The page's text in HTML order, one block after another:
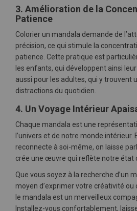
3. Amélioration de la
Patience
Colorier un mandala demande de
précision, ce qui stimule la
patience. Cette pratique est
les enfants, qui développent ainsi
aussi pour les adultes, qui y trouvent
distractions du quotidien.
4. Un Voyage Intérieur
Chaque mandala est une
l’univers et de notre monde intérieur.
reconnecte à soi-même, on laisse
crée une œuvre qui reflète notre état
Que vous soyez à la recherche d’un
moyen d’exprimer votre créativité ou
le mandala est un merveilleux
Installez-vous confortablement,